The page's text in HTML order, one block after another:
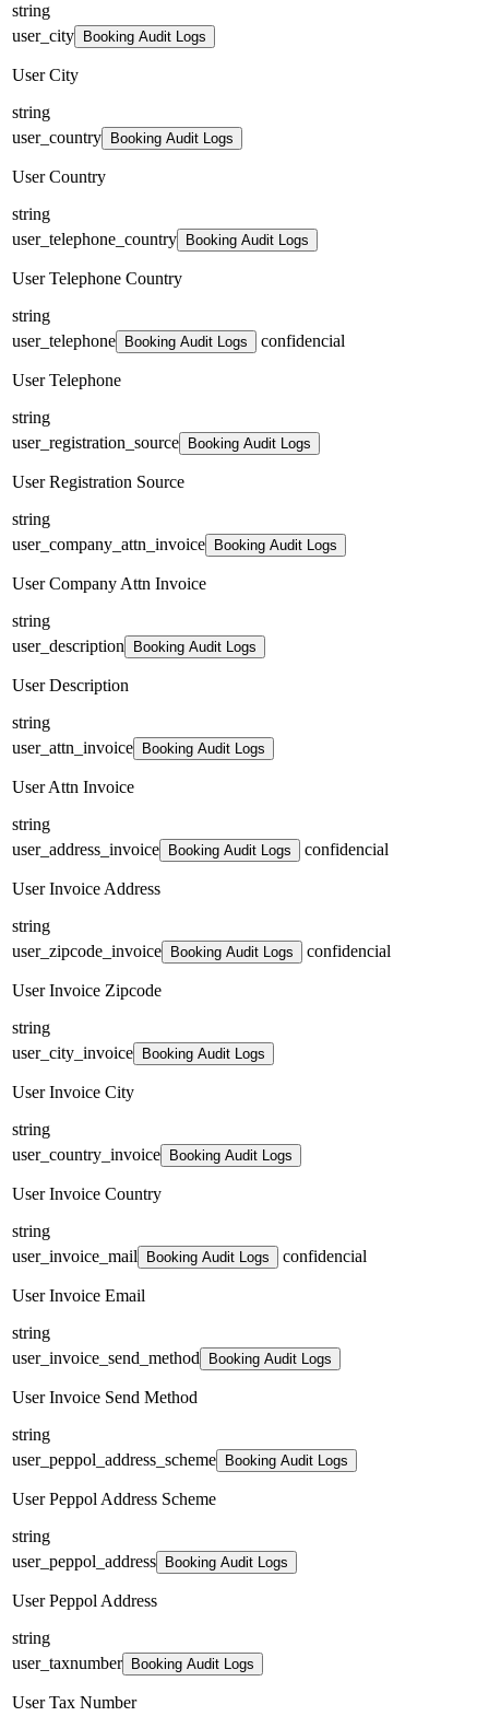
string
user_city
Booking Audit Logs
User City
string
user_country
Booking Audit Logs
User Country
string
user_telephone_country
Booking Audit Logs
User Telephone Country
string
user_telephone
Booking Audit Logs confidencial
User Telephone
string
user_registration_source
Booking Audit Logs
User Registration Source
string
user_company_attn_invoice
Booking Audit Logs
User Company Attn Invoice
string
user_description
Booking Audit Logs
User Description
string
user_attn_invoice
Booking Audit Logs
User Attn Invoice
string
user_address_invoice
Booking Audit Logs confidencial
User Invoice Address
string
user_zipcode_invoice
Booking Audit Logs confidencial
User Invoice Zipcode
string
user_city_invoice
Booking Audit Logs
User Invoice City
string
user_country_invoice
Booking Audit Logs
User Invoice Country
string
user_invoice_mail
Booking Audit Logs confidencial
User Invoice Email
string
user_invoice_send_method
Booking Audit Logs
User Invoice Send Method
string
user_peppol_address_scheme
Booking Audit Logs
User Peppol Address Scheme
string
user_peppol_address
Booking Audit Logs
User Peppol Address
string
user_taxnumber
Booking Audit Logs
User Tax Number